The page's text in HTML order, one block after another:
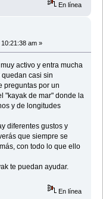
En línea
am »
activo y entra mucha
casi sin
preguntas por un
"kayak de mar" donde la
y de longitudes
diferentes gustos y
que siempre se
con todo lo que ello
te puedan ayudar.
En línea